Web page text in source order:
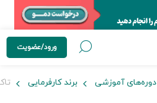
ورود/عضویت
دوره‌های آموزشی برند کارفرمایی